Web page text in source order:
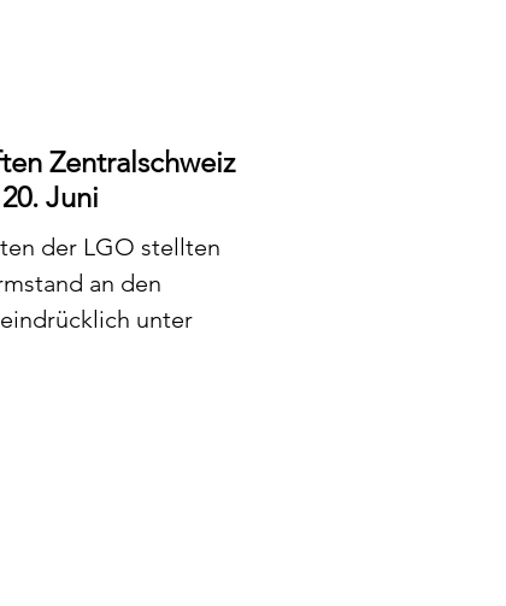
Zentralschweiz
Juni
der LGO stellten
an den
unter